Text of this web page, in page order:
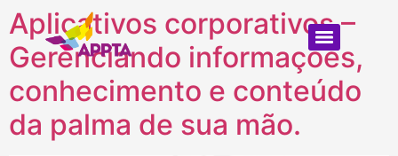
Aplicativos corporativos –
Gerenciando informações,
conhecimento e conteúdo
da palma de sua mão.